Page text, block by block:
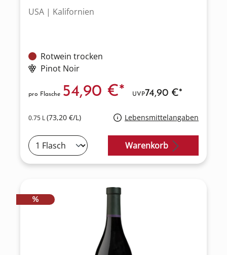
USA | Kalifornien
Rotwein trocken
Pinot Noir
0.75 L(73,20 €/L) Lebensmittelangaben
pro Flasche 54,90 €* UVP74,90 €*
Warenkorb
RABATT
%